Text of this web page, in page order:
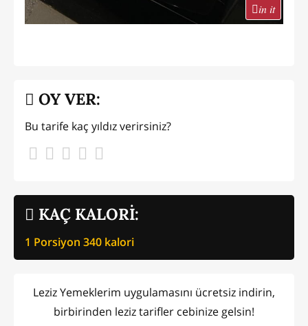
in it
KAÇ KALORİ:
1 Porsiyon 340 kalori
OY VER:
Bu tarife kaç yıldız verirsiniz?
Leziz Yemeklerim uygulamasını ücretsiz indirin,
birbirinden leziz tarifler cebinize gelsin!